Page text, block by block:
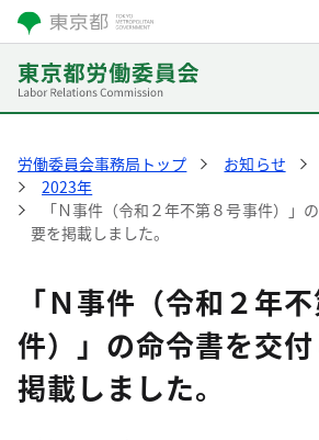
労働委員会事務局トップ お知らせ
2023年
「Ｎ事件（令和２年不第８号事件）」
要を掲載しました。
「Ｎ事件（令和２年
件）」の命令書を交
掲載しました。